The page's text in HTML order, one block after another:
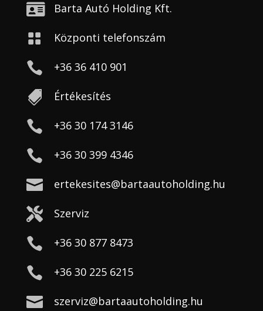
 Barta Autó Holding Kft.
 Központi telefonszám
 +36 36 410 901
 Értékesítés
 +36 30 174 3146
 +36 30 399 4346
 ertekesites@bartaautoholding.hu
 Szerviz
 +36 30 877 8473
 +36 30 225 6215
 szerviz@bartaautoholding.hu